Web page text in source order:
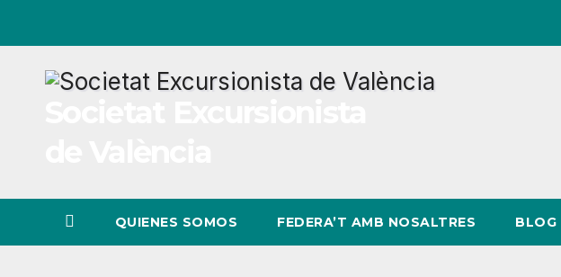
contenido
QUIENES SOMOS FEDERA’T AMB NOSALTRES BLOG